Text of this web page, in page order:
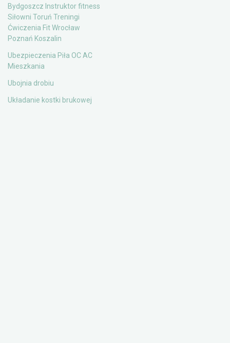
Bydgoszcz Instruktor fitness
Siłowni Toruń Treningi
Ćwiczenia Fit Wrocław
Poznań Koszalin
Ubezpieczenia Piła OC AC
Mieszkania
Ubojnia drobiu
Układanie kostki brukowej